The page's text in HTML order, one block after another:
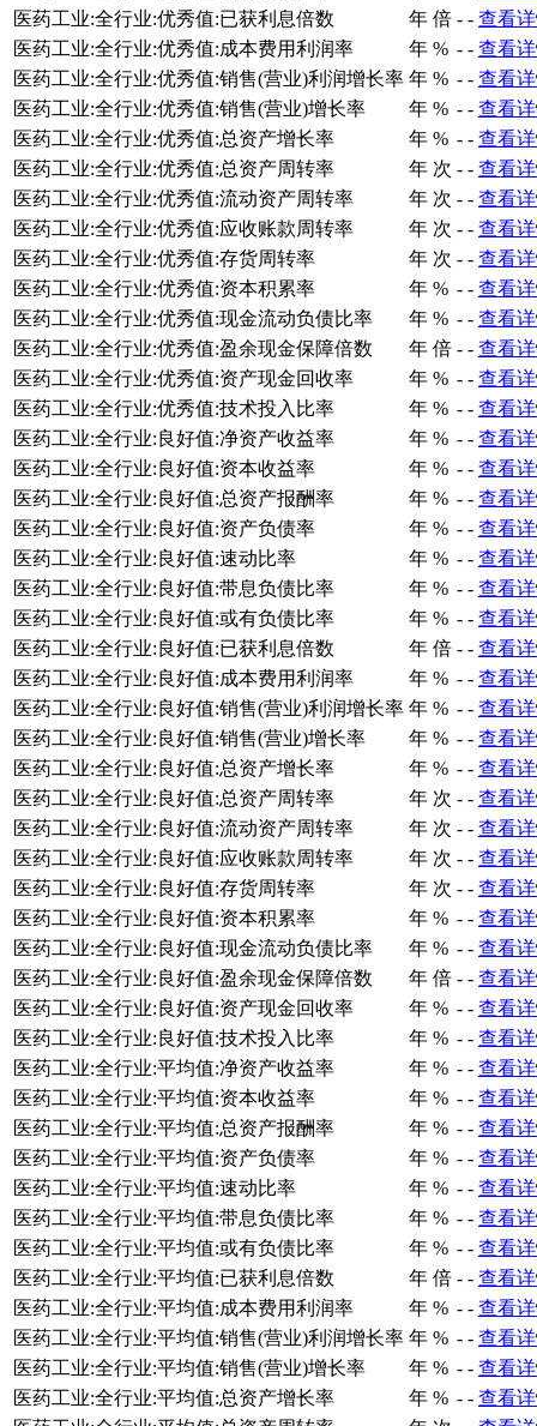
医药工业:全行业:优秀值:已获利息倍数
年 倍 - - 查看
医药工业:全行业:优秀值:成本费用利润率
年 % - - 查看
医药工业:全行业:优秀值:销售(营业)利润增长率 年 % - - 查看
医药工业:全行业:优秀值:销售(营业)增长率
年 % - - 查看
医药工业:全行业:优秀值:总资产增长率
年 % - - 查看
医药工业:全行业:优秀值:总资产周转率
年 次 - - 查看
医药工业:全行业:优秀值:流动资产周转率
年 次 - - 查看
医药工业:全行业:优秀值:应收账款周转率
年 次 - - 查看
医药工业:全行业:优秀值:存货周转率
年 次 - - 查看
医药工业:全行业:优秀值:资本积累率
年 % - - 查看
医药工业:全行业:优秀值:现金流动负债比率
年 % - - 查看
医药工业:全行业:优秀值:盈余现金保障倍数
年 倍 - - 查看
医药工业:全行业:优秀值:资产现金回收率
年 % - - 查看
医药工业:全行业:优秀值:技术投入比率
年 % - - 查看
医药工业:全行业:良好值:净资产收益率
年 % - - 查看
医药工业:全行业:良好值:资本收益率
年 % - - 查看
医药工业:全行业:良好值:总资产报酬率
年 % - - 查看
医药工业:全行业:良好值:资产负债率
年 % - - 查看
医药工业:全行业:良好值:速动比率
年 % - - 查看
医药工业:全行业:良好值:带息负债比率
年 % - - 查看
医药工业:全行业:良好值:或有负债比率
年 % - - 查看
医药工业:全行业:良好值:已获利息倍数
年 倍 - - 查看
医药工业:全行业:良好值:成本费用利润率
年 % - - 查看
医药工业:全行业:良好值:销售(营业)利润增长率 年 % - - 查看
医药工业:全行业:良好值:销售(营业)增长率
年 % - - 查看
医药工业:全行业:良好值:总资产增长率
年 % - - 查看
医药工业:全行业:良好值:总资产周转率
年 次 - - 查看
医药工业:全行业:良好值:流动资产周转率
年 次 - - 查看
医药工业:全行业:良好值:应收账款周转率
年 次 - - 查看
医药工业:全行业:良好值:存货周转率
年 次 - - 查看
医药工业:全行业:良好值:资本积累率
年 % - - 查看
医药工业:全行业:良好值:现金流动负债比率
年 % - - 查看
医药工业:全行业:良好值:盈余现金保障倍数
年 倍 - - 查看
医药工业:全行业:良好值:资产现金回收率
年 % - - 查看
医药工业:全行业:良好值:技术投入比率
年 % - - 查看
医药工业:全行业:平均值:净资产收益率
年 % - - 查看
医药工业:全行业:平均值:资本收益率
年 % - - 查看
医药工业:全行业:平均值:总资产报酬率
年 % - - 查看
医药工业:全行业:平均值:资产负债率
年 % - - 查看
医药工业:全行业:平均值:速动比率
年 % - - 查看
医药工业:全行业:平均值:带息负债比率
年 % - - 查看
医药工业:全行业:平均值:或有负债比率
年 % - - 查看
医药工业:全行业:平均值:已获利息倍数
年 倍 - - 查看
医药工业:全行业:平均值:成本费用利润率
年 % - - 查看
医药工业:全行业:平均值:销售(营业)利润增长率 年 % - - 查看
医药工业:全行业:平均值:销售(营业)增长率
年 % - - 查看
医药工业:全行业:平均值:总资产增长率
年 % - - 查看